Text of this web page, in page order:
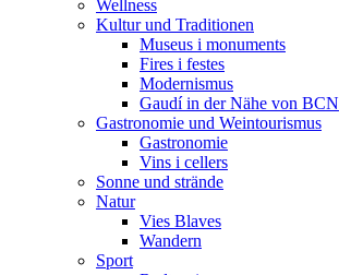
Wellness
Kultur und Traditionen
Museus i monuments
Fires i festes
Modernismus
Gaudí in der Nähe von BCN
Gastronomie und Weintourismus
Gastronomie
Vins i cellers
Sonne und strände
Natur
Vies Blaves
Wandern
Sport